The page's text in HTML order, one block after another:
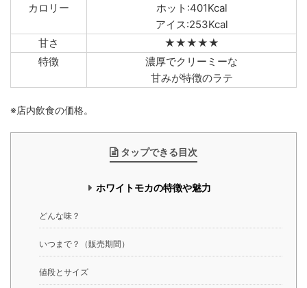
カロリー
ホット:401Kcal
アイス:253Kcal
甘さ
★★★★★
特徴
濃厚でクリーミーな
甘みが特徴のラテ
※店内飲食の価格。
タップできる目次
ホワイトモカの特徴や魅力
どんな味？
いつまで？（販売期間）
値段とサイズ